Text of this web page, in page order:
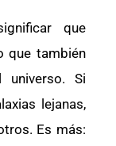
que
que también
Si
lejanas,
Es más: